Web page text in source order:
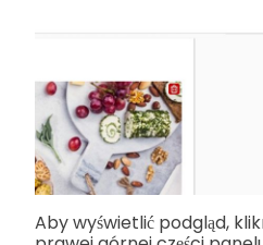
Aby wyświetlić podgląd,